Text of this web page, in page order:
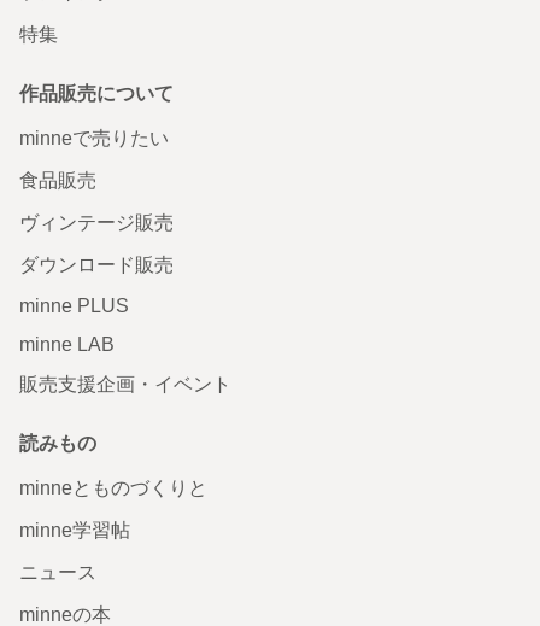
特集
作品販売について
minneで売りたい
食品販売
ヴィンテージ販売
ダウンロード販売
minne PLUS
minne LAB
販売支援企画・イベント
読みもの
minneとものづくりと
minne学習帖
ニュース
minneの本